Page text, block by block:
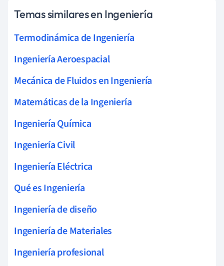
Temas similares en Ingeniería
Termodinámica de Ingeniería
Ingeniería Aeroespacial
Mecánica de Fluidos en Ingeniería
Matemáticas de la Ingeniería
Ingeniería Química
Ingeniería Civil
Ingeniería Eléctrica
Qué es Ingeniería
Ingeniería de diseño
Ingeniería de Materiales
Ingeniería profesional